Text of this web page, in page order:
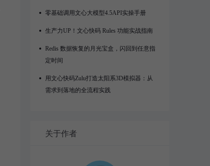
零基础调用文心大模型4.5API实操手册
生产力UP！文心快码 Rules 功能实战指南
Redis 数据恢复的月光宝盒，闪回到任意指
定时间
用文心快码Zulu打造太阳系3D模拟器：从
需求到落地的全流程实践
关于作者